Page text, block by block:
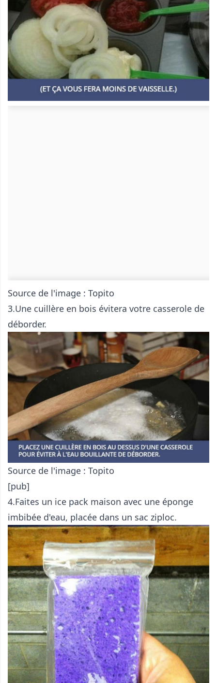
Source de l'image : Topito
3.Une cuillère en bois évitera votre casserole de
déborder.
Source de l'image : Topito
[pub]
4.Faites un ice pack maison avec une éponge
imbibée d'eau, placée dans un sac ziploc.